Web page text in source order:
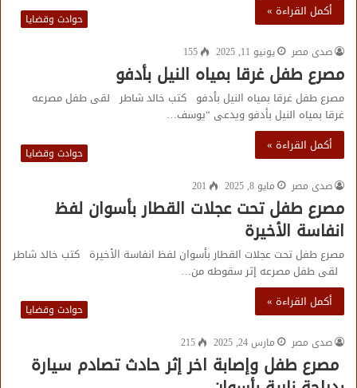
أكمل القراءة »
حوادث وقضايا
صدى مصر
يونيو 11, 2025 155
مصرع طفل غرقا بمياه النيل بأدفو
مصرع طفل غرقا بمياه النيل بأدفو كتب خالد شاطر لقى طفل مصرعه
غرقا بمياه النيل بأدفو ويدعى “يوسف…
أكمل القراءة »
حوادث وقضايا
صدى مصر
مايو 8, 2025 201
مصرع طفل تحت عجلات القطار بأسوان لفظ
انفاسة الأخيرة
مصرع طفل تحت عجلات القطار بأسوان لفظ انفاسة الأخيرة كتب خالد شاطر
لقى طفل مصرعه إثر سقوطه من…
أكمل القراءة »
حوادث وقضايا
صدى مصر
مارس 24, 2025 215
مصرع طفل وإصابة اخر إثر حادث تصادم سيارة